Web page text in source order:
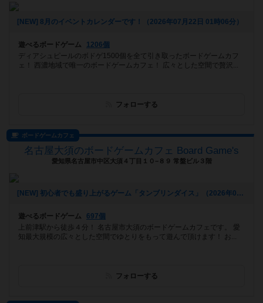
[NEW] 8月のイベントカレンダーです！（2026年07月22日 01時06分）
遊べるボードゲーム
1206個
ディアシュピールのボドゲ1500個を全て引き取ったボードゲームカフ
ェ！ 西濃地域で唯一のボードゲームカフェ！ 広々とした空間で贅沢...
フォローする
ボードゲームカフェ
名古屋大須のボードゲームカフェ Board Game's
愛知県名古屋市中区大須４丁目１０−８９ 常盤ビル３階
[NEW] 初心者でも盛り上がるゲーム「タンブリンダイス」（2026年07月17日 14時05分）
遊べるボードゲーム
697個
上前津駅から徒歩４分！ 名古屋市大須のボードゲームカフェです。 愛
知最大規模の広々とした空間でゆとりをもって遊んで頂けます！ お...
フォローする